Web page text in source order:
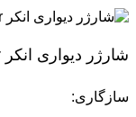
شارژر دیواری انکر Anker A2146 Nano Charger
سازگاری: